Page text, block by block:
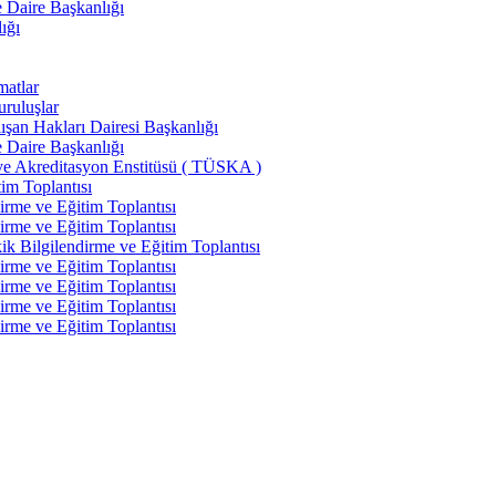
Başkanlığı
Hakları Dairesi Başkanlığı
Başkanlığı
Akreditasyon Enstitüsü ( TÜSKA )
Toplantısı
ve Eğitim Toplantısı
ve Eğitim Toplantısı
Bilgilendirme ve Eğitim Toplantısı
ve Eğitim Toplantısı
ve Eğitim Toplantısı
ve Eğitim Toplantısı
ve Eğitim Toplantısı